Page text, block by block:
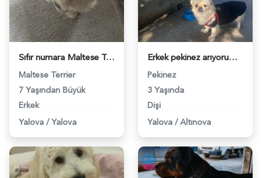
Sıfır numara Maltese Terrier köpeğime dişi eş arıyorum - 118982458
Maltese Terrier
7 Yaşından Büyük
Erkek
Yalova / Yalova
Erkek pekinez arıyorum - 118980897
Pekinez
3 Yaşında
Dişi
Yalova / Altınova